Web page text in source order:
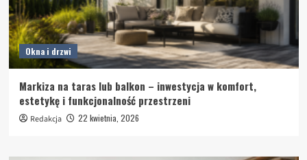
Okna i drzwi
Markiza na taras lub balkon – inwestycja w komfort,
estetykę i funkcjonalność przestrzeni
Redakcja 22 kwietnia, 2026